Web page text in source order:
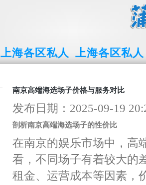
上海各区私人 上海各区私人
南京高端海选场子价格与服务对比
发布日期：2025-09-19
剖析南京高端海选场子的性价比
在南京的娱乐市场中，高
看，不同场子有着较大的
租金、运营成本等因素，